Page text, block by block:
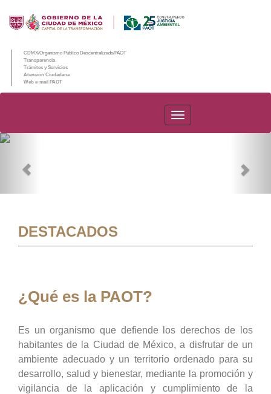
CDMX/Organismo Público Descentralizado/PAOT
Transparencia
Trámites y Servicios
Atención Ciudadana
Web e-mail PAOT
PAOT
DESTACADOS
¿Qué es la PAOT?
Es un organismo que defiende los derechos de los
habitantes de la Ciudad de México, a disfrutar de un
ambiente adecuado y un territorio ordenado para su
desarrollo, salud y bienestar, mediante la promoción y
vigilancia de la aplicación y cumplimiento de la